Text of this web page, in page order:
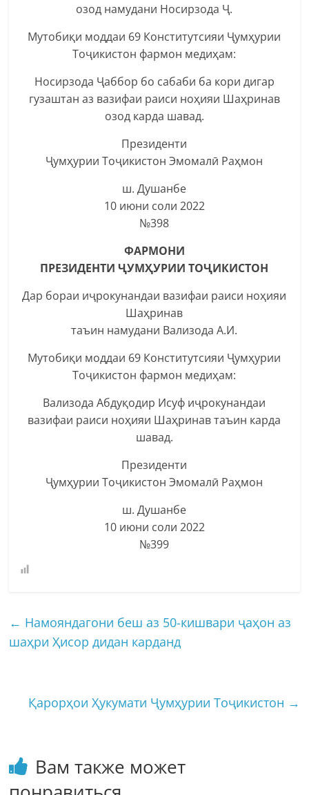
озод намудани Носирзода Ҷ.
Мутобиқи моддаи 69 Конститутсияи Ҷумҳурии
Тоҷикистон фармон медиҳам:
Носирзода Ҷаббор бо сабаби ба кори дигар
гузаштан аз вазифаи раиси ноҳияи Шаҳринав
озод карда шавад.
Президенти
Ҷумҳурии Тоҷикистон Эмомалӣ Раҳмон
ш. Душанбе
10 июни соли 2022
№398
ФАРМОНИ
ПРЕЗИДЕНТИ ҶУМҲУРИИ ТОҶИКИСТОН
Дар бораи иҷрокунандаи вазифаи раиси ноҳияи
Шаҳринав
таъин намудани Вализода А.И.
Мутобиқи моддаи 69 Конститутсияи Ҷумҳурии
Тоҷикистон фармон медиҳам:
Вализода Абдуқодир Исуф иҷрокунандаи
вазифаи раиси ноҳияи Шаҳринав таъин карда
шавад.
Президенти
Ҷумҳурии Тоҷикистон Эмомалӣ Раҳмон
ш. Душанбе
10 июни соли 2022
№399
← Намояндагони беш аз 50-кишвари ҷаҳон аз
шаҳри Ҳисор дидан карданд
Қарорҳои Ҳукумати Ҷумҳурии Тоҷикистон →
Вам также может